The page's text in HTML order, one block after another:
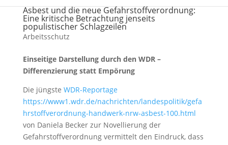
Asbest und die neue Gefahrstoffverordnung:
Eine kritische Betrachtung jenseits
populistischer Schlagzeilen
Arbeitsschutz
Einseitige Darstellung durch den WDR –
Differenzierung statt Empörung
Die jüngste WDR-Reportage
https://www1.wdr.de/nachrichten/landespolitik/gefa
hrstoffverordnung-handwerk-nrw-asbest-100.html
von Daniela Becker zur Novellierung der
Gefahrstoffverordnung vermittelt den Eindruck, dass